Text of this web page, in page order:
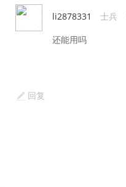
li2878331 士兵
还能用吗
回复